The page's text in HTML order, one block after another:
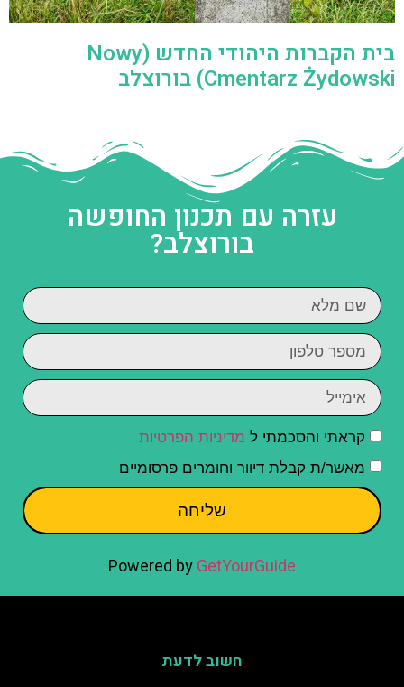
בית הקברות היהודי החדש (Nowy
Cmentarz Żydowski) בורוצלב
עזרה עם תכנון החופשה
בורוצלב?
קראתי והסכמתי ל מדיניות הפרטיות
מאשר/ת קבלת דיוור וחומרים פרסומיים
שליחה
Powered byGetYourGuide
חשוב לדעת